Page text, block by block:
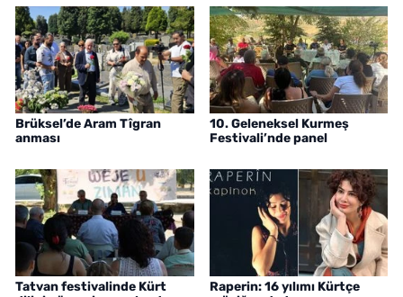
Brüksel’de Aram Tîgran
anması
10. Geleneksel Kurmeş
Festivali’nde panel
Tatvan festivalinde Kürt
Raperin: 16 yılımı Kürtçe